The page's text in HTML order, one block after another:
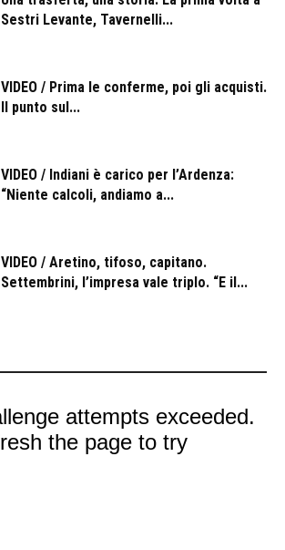
Sestri Levante, Tavernelli...
VIDEO / Prima le conferme, poi gli acquisti.
Il punto sul...
VIDEO / Indiani è carico per l’Ardenza:
“Niente calcoli, andiamo a...
VIDEO / Aretino, tifoso, capitano.
Settembrini, l’impresa vale triplo. “E il...